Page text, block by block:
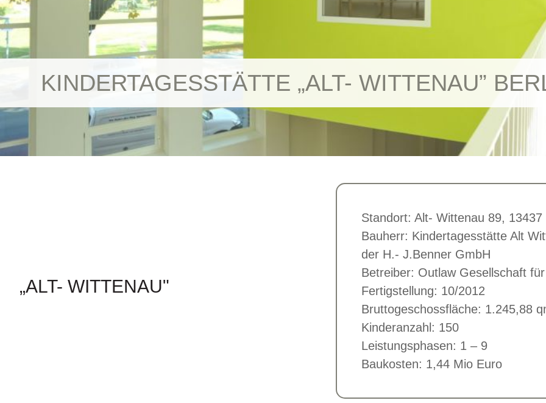
KINDERTAGESSTÄTTE „ALT- WITTENAU”
„ALT- WITTENAU"
Standort: Alt- Wittenau 89,
Bauherr: Kindertagesstätte Alt
der H.- J.Benner GmbH
Betreiber: Outlaw Gesellschaft
Fertigstellung: 10/2012
Bruttogeschossfläche: 1.245,88
Kinderanzahl: 150
Leistungsphasen: 1 – 9
Baukosten: 1,44 Mio Euro